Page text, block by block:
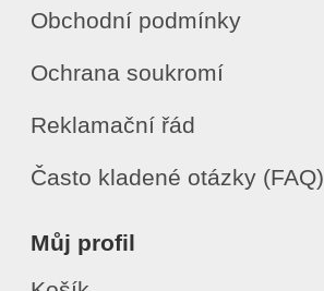
Obchodní podmínky
Ochrana soukromí
Reklamační řád
Často kladené otázky (FAQ)
Můj profil